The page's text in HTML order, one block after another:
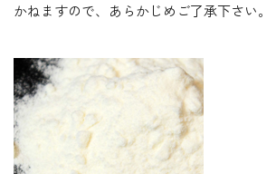
かねますので、あらかじめご了承下さい。